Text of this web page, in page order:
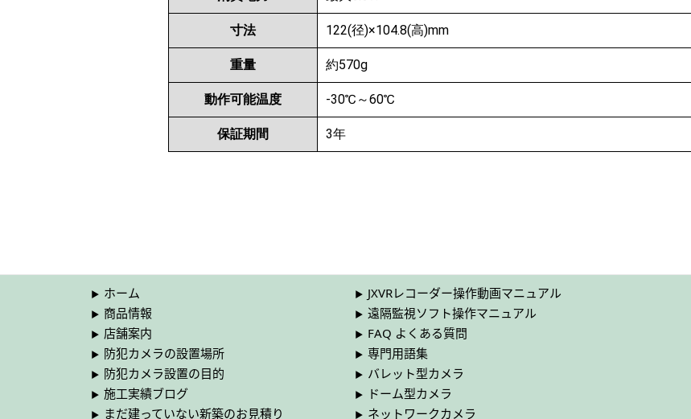
寸法 122(径)×104.8(高)mm
重量 約570g
動作可能温度 -30℃～60℃
保証期間 3年
ホーム
商品情報
店舗案内
防犯カメラの設置場所
防犯カメラ設置の目的
施工実績ブログ
まだ建っていない新築のお見積り
JXVRレコーダー操作動画マニュアル
遠隔監視ソフト操作マニュアル
FAQ よくある質問
専門用語集
バレット型カメラ
ドーム型カメラ
ネットワークカメラ